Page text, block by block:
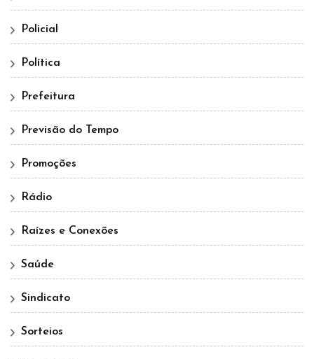
Policial
Política
Prefeitura
Previsão do Tempo
Promoções
Rádio
Raízes e Conexões
Saúde
Sindicato
Sorteios